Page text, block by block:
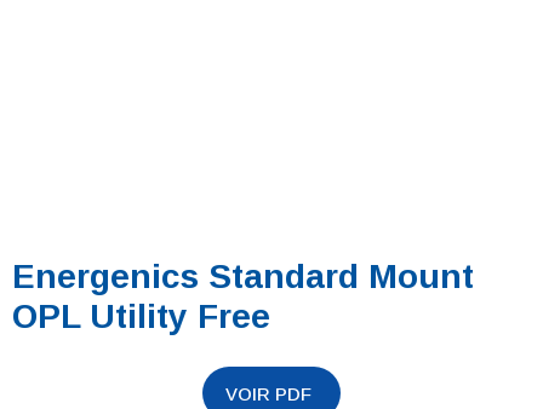
Energenics Standard Mount
OPL Utility Free